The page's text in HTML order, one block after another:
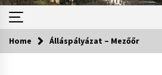
Home Álláspályázat – Mezőőr